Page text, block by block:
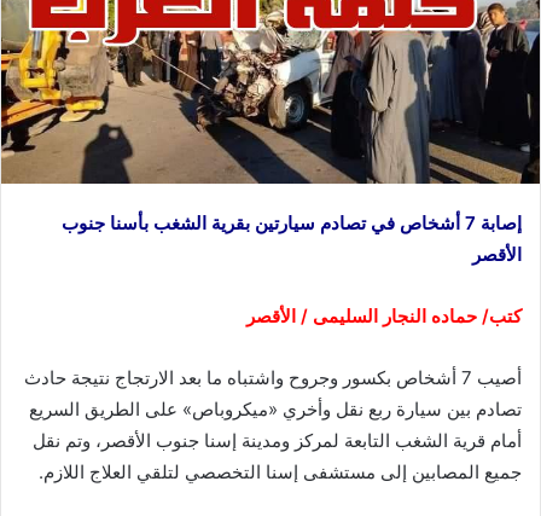
إصابة 7 أشخاص في تصادم سيارتين بقرية الشغب بأسنا جنوب
الأقصر
كتب/ حماده النجار السليمى / الأقصر
أصيب 7 أشخاص بكسور وجروح واشتباه ما بعد الارتجاج نتيجة حادث
تصادم بين سيارة ربع نقل وأخري «ميكروباص» على الطريق السريع
أمام قرية الشغب التابعة لمركز ومدينة إسنا جنوب الأقصر، وتم نقل
جميع المصابين إلى مستشفى إسنا التخصصي لتلقي العلاج اللازم.